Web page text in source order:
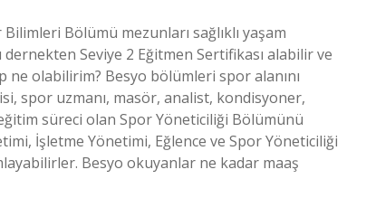
Bölümü mezunları sağlıklı yaşam
Seviye 2 Eğitmen Sertifikası alabilir ve
ne olabilirim? Besyo bölümleri spor alanını
spor uzmanı, masör, analist, kondisyoner,
süreci olan Spor Yöneticiliği Bölümünü
İşletme Yönetimi, Eğlence ve Spor Yöneticiliği
Besyo okuyanlar ne kadar maaş